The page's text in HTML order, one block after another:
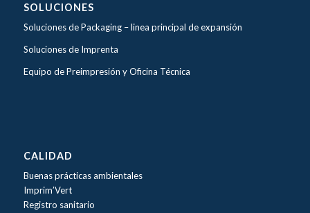
SOLUCIONES
Soluciones de Packaging –linea principal de expansión
Soluciones de Imprenta
Equipo de Preimpresión y Oficina Técnica
CALIDAD
Buenas prácticas ambientales
Imprim’Vert
Registro sanitario